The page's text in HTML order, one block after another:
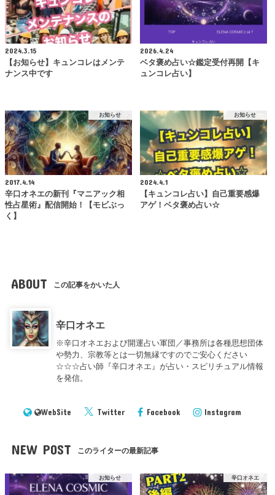
2024.3.15
【お知らせ】キュンコレはメンテ
ナンス中です
2026.4.24
ベタ褒め占い☆鑑定受付再開【キ
ュンコレ占い】
お知らせ
2017.4.14
辛口オネエの新刊『マニアック相
性占星術』配信開始！【モビぶっ
く】
お知らせ
2024.4.1
【キュンコレ占い】自己重要感爆
アゲ！ベタ褒め占い☆
ABOUT この記事をかいた人
辛口オネエ
※辛口オネエおよび開運占い軍団／事務所は各種思想団体
や勢力、宗教等とは一切無縁ですのでご安心ください
☆☆☆占い師『辛口オネエ』が占い・スピリチュアル情報
を発信。
WebSite Twitter Facebook Instagram
NEW POST このライターの最新記事
お知らせ 辛口オネエ